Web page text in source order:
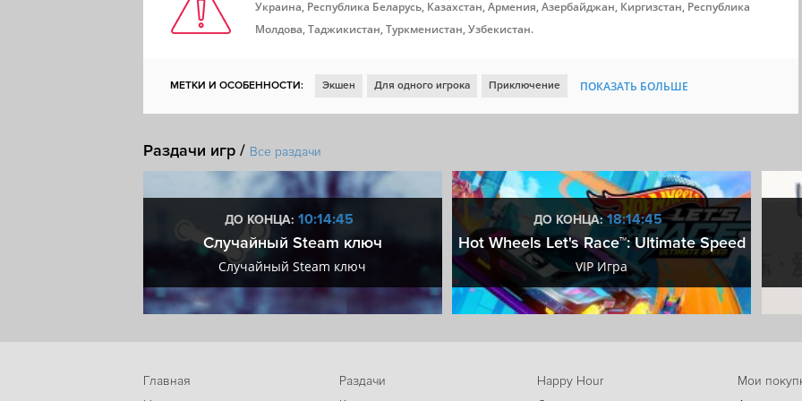
Украина, Республика Беларусь, Казахстан, Армения, Азербайджан, Киргизстан, Республика
Молдова, Таджикистан, Туркменистан, Узбекистан.
МЕТКИ И ОСОБЕННОСТИ: Экшен Для одного игрока Приключение ПОКАЗАТЬ БОЛЬШЕ
Приключенческий экшен
Метроидвания Нелинейная Рогалик-метроидвания Steam Cloud
Раздачи игр / Все раздачи
ДО КОНЦА: 10:14:45
Случайный Steam ключ
Случайный Steam ключ
ДО КОНЦА:18:14:45
Hot Wheels Let's Race™: Ultimate Speed
VIP Игра
Главная
Раздачи
Happy Hour
Мои